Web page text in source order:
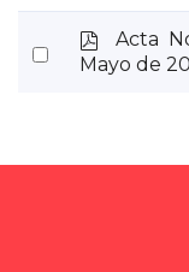
Select
p
d
Acta
Mayo de